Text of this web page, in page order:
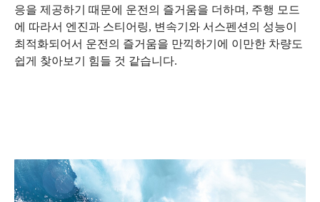
응을 제공하기 때문에 운전의 즐거움을 더하며, 주행 모드
에 따라서 엔진과 스티어링, 변속기와 서스펜션의 성능이
최적화되어서 운전의 즐거움을 만끽하기에 이만한 차량도
쉽게 찾아보기 힘들 것 같습니다.